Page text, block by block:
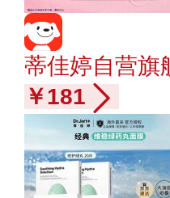
蒂佳婷自营旗
￥181